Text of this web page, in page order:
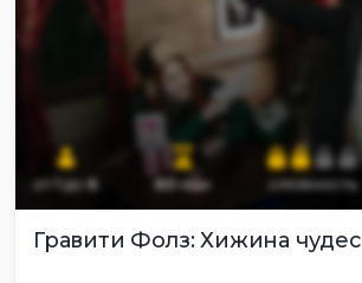
от до6 60мин сложность
Гравити Фолз: Хижина чудес